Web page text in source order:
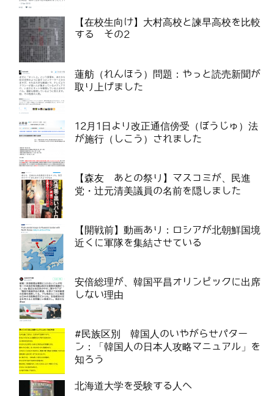
【在校生向け】大村高校と諫早高校を比較
する その2
蓮舫（れんほう）問題：やっと読売新聞が
取り上げました
12月1日より改正通信傍受（ぼうじゅ）法
が施行（しこう）されました
【森友 あとの祭り】マスコミが、民進
党・辻元清美議員の名前を隠しました
【開戦前】動画あり：ロシアが北朝鮮国境
近くに軍隊を集結させている
安倍総理が、韓国平昌オリンピックに出席
しない理由
#民族区別 韓国人のいやがらせパター
ン：「韓国人の日本人攻略マニュアル」を
知ろう
北海道大学を受験する人へ